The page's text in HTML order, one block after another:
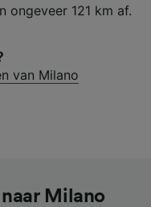
ongeveer 121 km af.
van Milano
Milano